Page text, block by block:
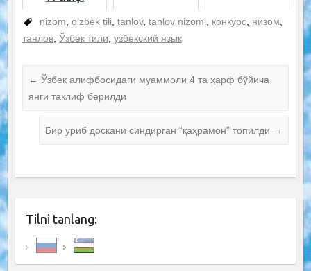
nizom o'zbek tili tanlov, tanlov nizomi конкурс, низом
танлов, Ўзбек тили узбекский язык
← Ўзбек алифбосидаги муаммоли 4 та ҳарф бўйича
янги таклиф берилди
Бир уриб доскани синдирган “қаҳрамон” топилди →
Tilni tanlang: